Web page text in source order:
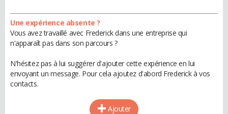
Une expérience absente ?
Vous avez travaillé avec Frederick dans une entreprise qui
n'apparaît pas dans son parcours ?
N'hésitez pas à lui suggérer d'ajouter cette expérience en lui
envoyant un message. Pour cela ajoutez d'abord Frederick à vos
contacts.
Ajouter